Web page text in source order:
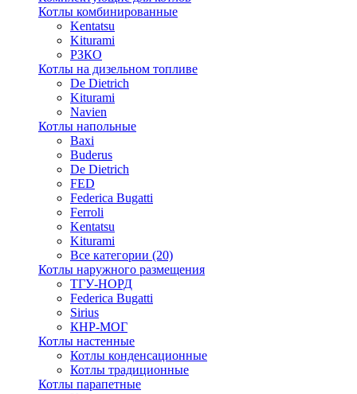
Котлы комбинированные
Kentatsu
Kiturami
РЗКО
Котлы на дизельном топливе
De Dietrich
Kiturami
Navien
Котлы напольные
Baxi
Buderus
De Dietrich
FED
Federica Bugatti
Ferroli
Kentatsu
Kiturami
Все категории (20)
Котлы наружного размещения
ТГУ-НОРД
Federica Bugatti
Sirius
КНР-МОГ
Котлы настенные
Котлы конденсационные
Котлы традиционные
Котлы парапетные